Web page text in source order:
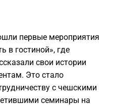
первые мероприятия
в гостиной», где
свои истории
Это стало
с чешскими
семинары на